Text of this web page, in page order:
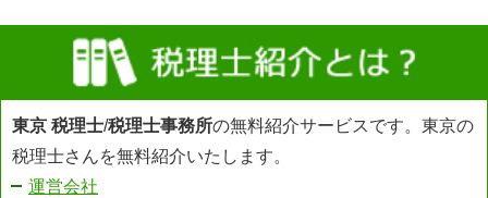
東京 税理士/税理士事務所の無料紹介サービスです。東京の
税理士さんを無料紹介いたします。
運営会社